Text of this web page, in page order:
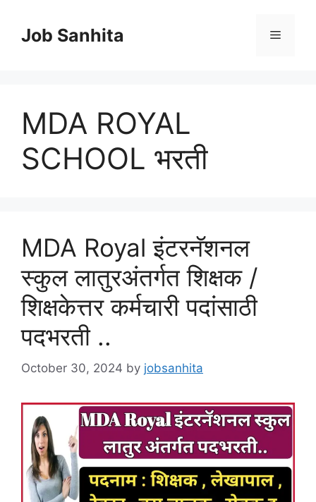
contentJob Sanhita Menu
MDA ROYAL
SCHOOL भरती
MDA Royal इंटरनॅशनल
स्कुल लातुरअंतर्गत शिक्षक /
शिक्षकेत्तर कर्मचारी पदांसाठी
पदभरती ..
October 30, 2024 by jobsanhita